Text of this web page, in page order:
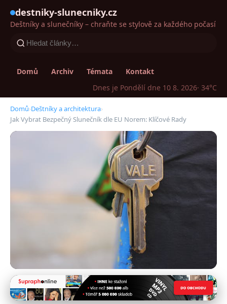
destniky-slunecniky.cz
Deštníky a slunečníky – chraňte se stylově za každého počasí
Domů Archiv Témata
Kontakt
Dnes je Pondělí dne 10 8. 2026· 34°C
Domů›Deštníky a architektura›
Jak Vybrat Bezpečný Slunečník dle EU Norem: Klíčové Rady
Deštníky a architektura